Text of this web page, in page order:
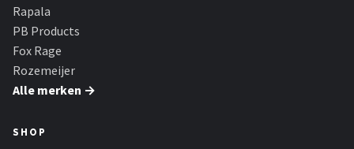
Rapala
PB Products
Fox Rage
Rozemeijer
Alle merken →
SHOP